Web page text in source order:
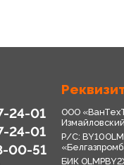
24-01
24-01
00-51
ООО
Р/С:
БИК